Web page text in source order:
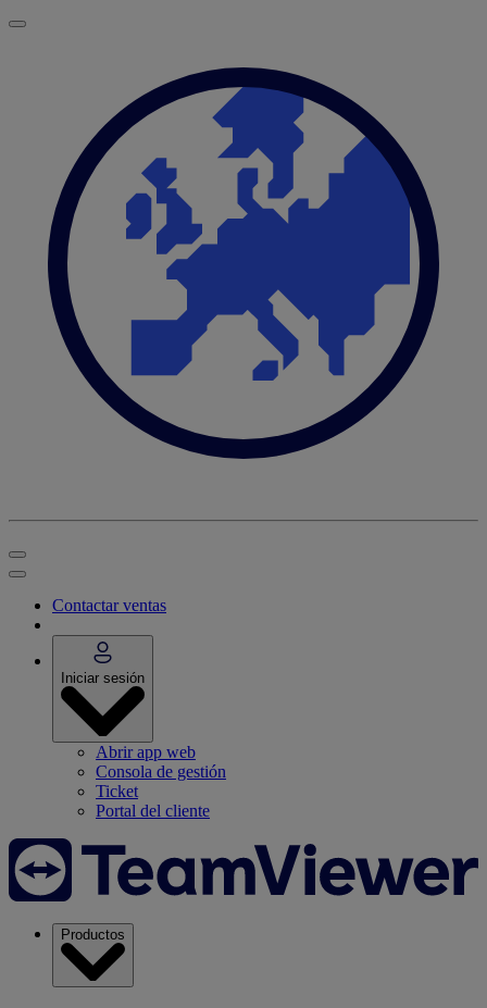
Contactar ventas
Iniciar sesión
Abrir app web
Consola de gestión
Ticket
Portal del cliente
Productos